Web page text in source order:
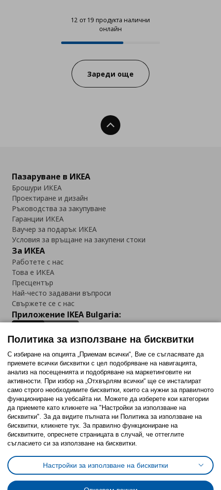
12 от 19 продукта налични
онлайн
12 от 19 продукта налични
Progress:
Зареди още
Нагоре
Пазаруване в ИКЕА
Брошури ИКЕА
Проектиране и дизайн
Ръководства за закупуване
Гаранции ИКЕА
Ваучер за подарък ИКЕА
Условия за връщане на закупени стоки
За ИКЕА
Работете с нас
Това е ИКЕА
Пресцентър
Най-често задавани въпроси
Свържете се с нас
Приложение IKEA Bulgaria:
Последвайте ни:
FacebookTwitterYoutubePinterestInstagram
Политика за използване на бисквитки (Cookies)
Избор на настройки за използване на бисквитки
Условия за ползване на ikea.bgОбща политика за личните данни
Политика за защита на личните данни на ikea.bg
Общи условия на програма IKEA Family
Политика за използване на бисквитки
С избиране на опцията „Приемам всички“, Вие се съгласявате да
приемете всички бисквитки с цел подобряване на навигацията,
анализ на посещенията и подобряване на маркетинговите ни
активности. При избор на „Отхвърлям всички“ ще се инсталират
само строго необходимитe бисквитки, които са нужни за правилното
функциониране на уебсайта ни. Можете да изберете кои категории
да приемете като кликнете на "Настройки за използване на
бисквитки". За да видите пълната ни Политика за използване на
бисквитки, кликнете тук. За правилно функциониране на
бисквитките, опреснете страницата в случай, че оттеглите
съгласието си за използване на бисквитки.
Настройки за използване на бисквитки